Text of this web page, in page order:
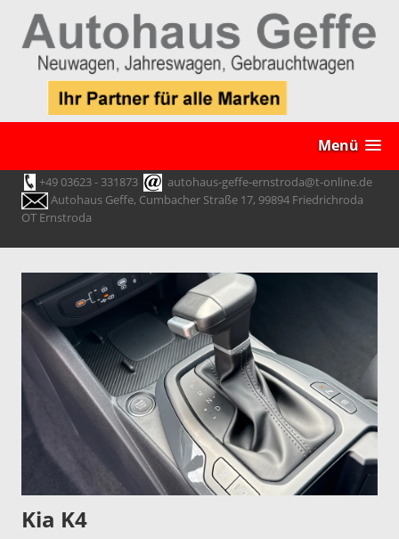
Menü
+49 03623 - 331873
autohaus-geffe-ernstroda@t-online.de
Autohaus Geffe, Cumbacher Straße 17, 99894 Friedrichroda
OT Ernstroda
Kia K4